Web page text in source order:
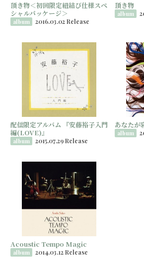
頂き物＜初回限定紐結び仕様スペ
シャルパッケージ＞
album 2016.03.02 Release
頂き物
album
配信限定アルバム 『安藤裕子入門
編(LOVE)』
album 2015.07.29 Release
あなたが
album
Acoustic Tempo Magic
album 2014.03.12 Release